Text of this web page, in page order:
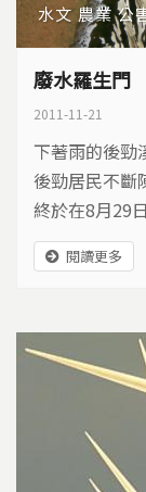
水文 農業 公
廢水羅生門
2011-11-21
下著雨的後勁
後勁居民不斷
終於在8月29
閱讀更多